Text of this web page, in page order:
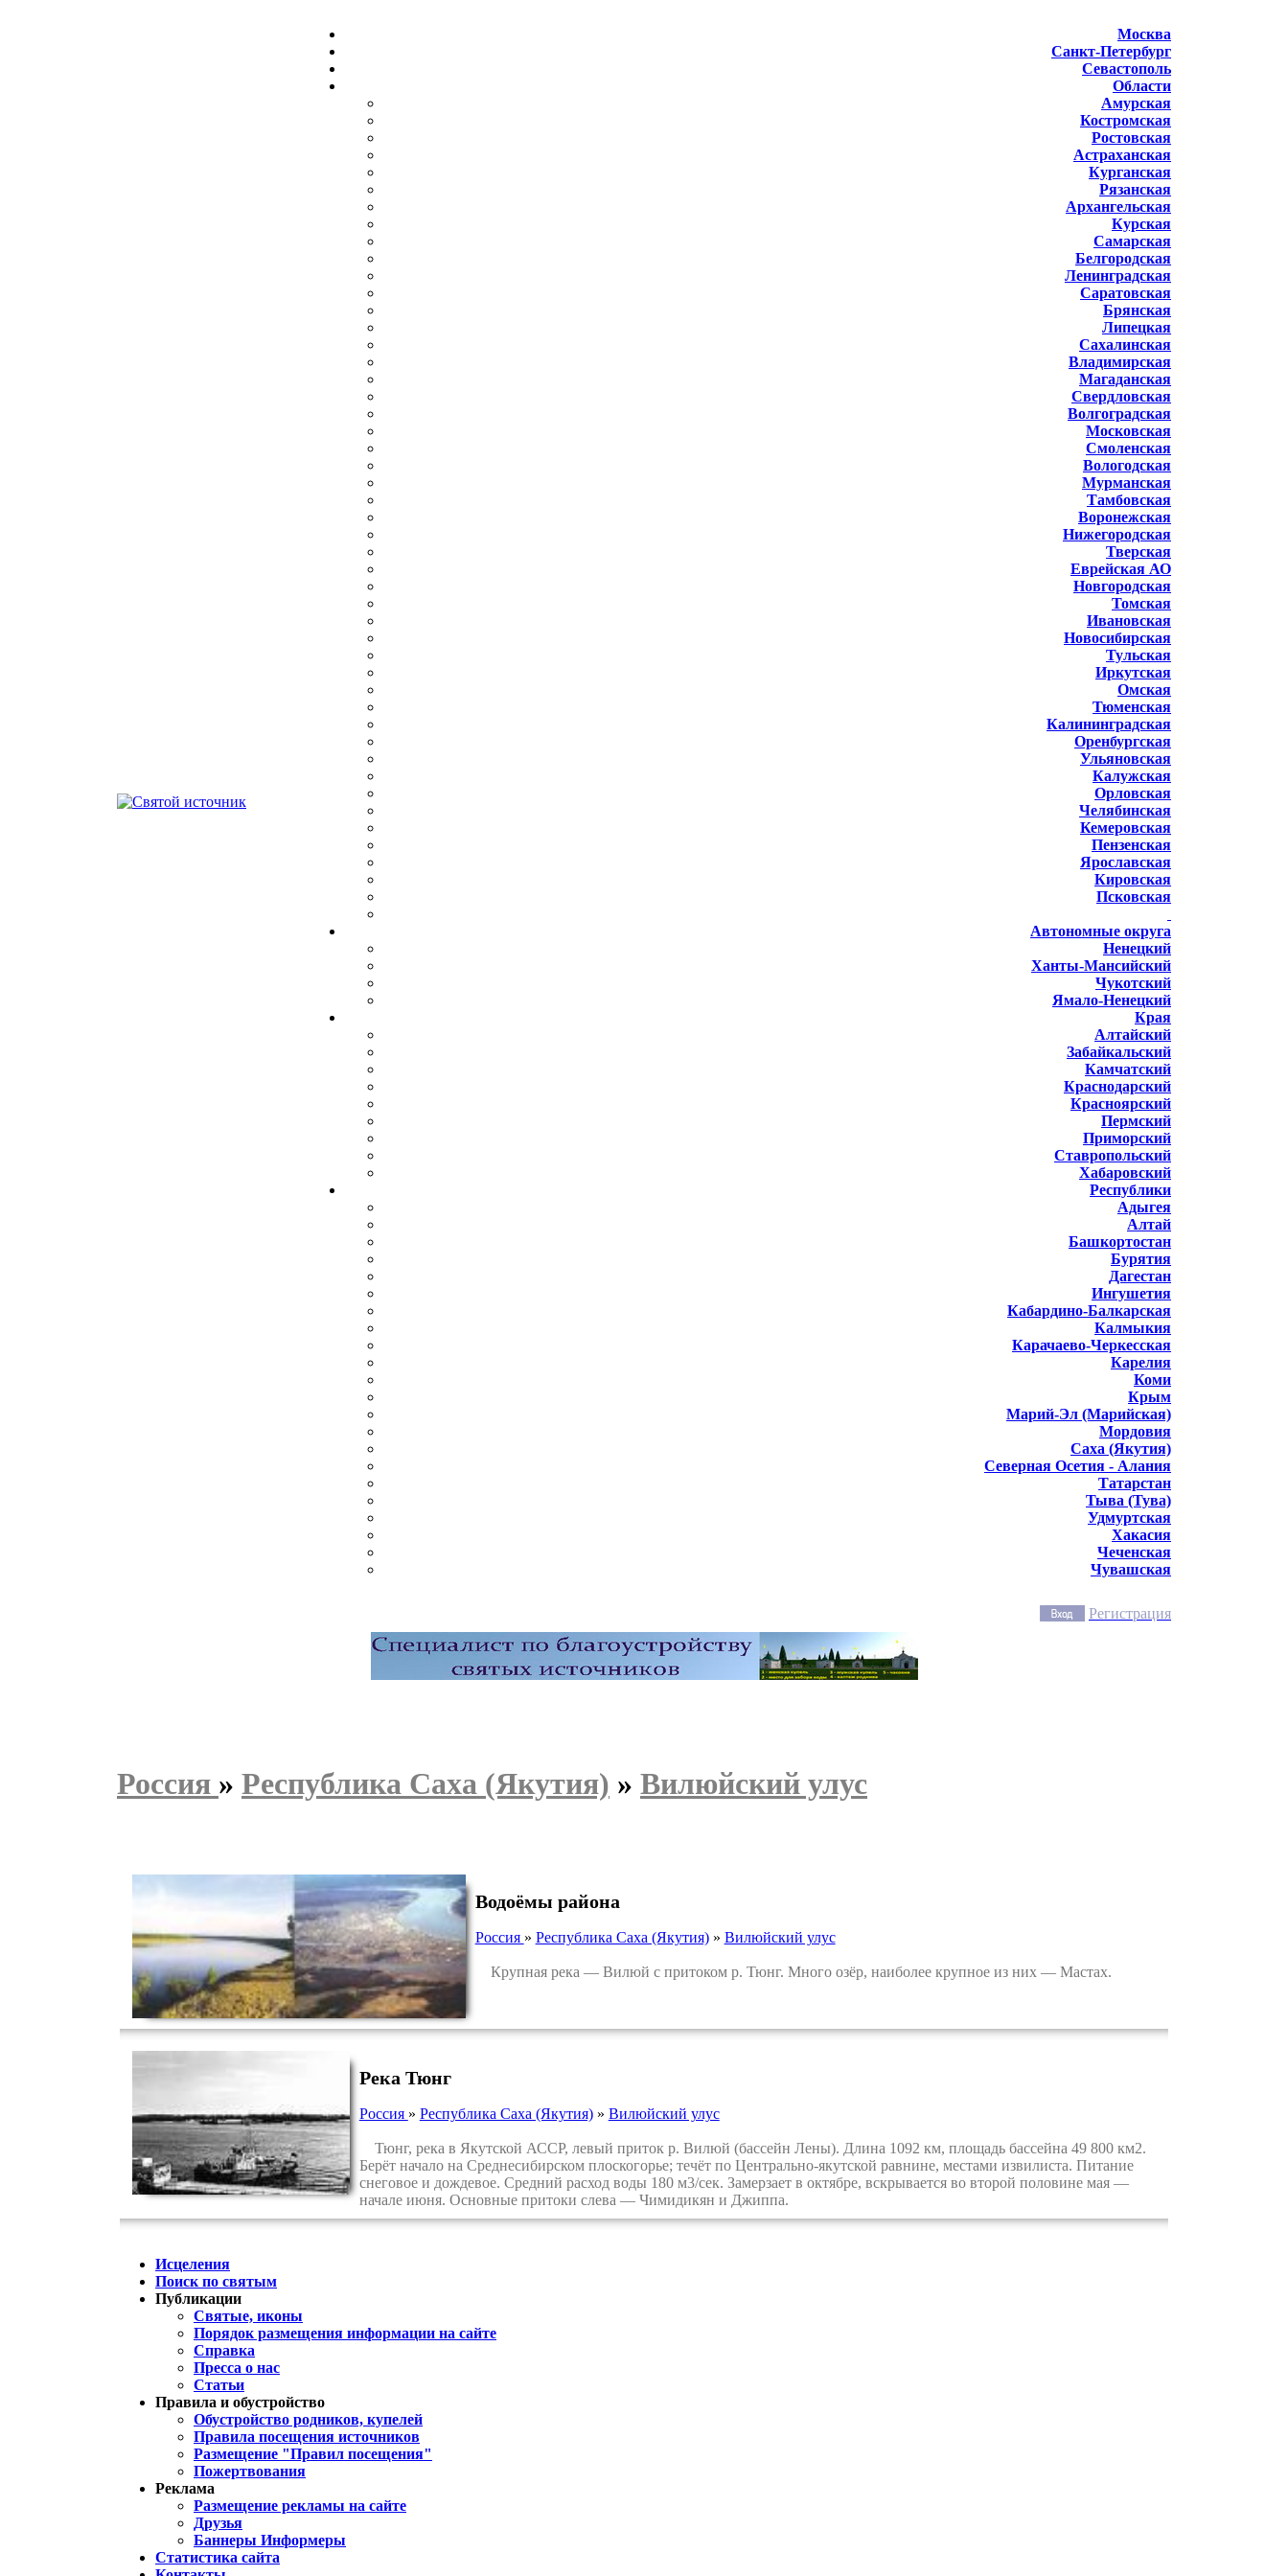
Москва
Санкт-Петербург
Севастополь
Области
Амурская
Костромская
Ростовская
Астраханская
Курганская
Рязанская
Архангельская
Курская
Самарская
Белгородская
Ленинградская
Саратовская
Брянская
Липецкая
Сахалинская
Владимирская
Магаданская
Свердловская
Волгоградская
Московская
Смоленская
Вологодская
Мурманская
Тамбовская
Воронежская
Нижегородская
Тверская
Еврейская АО
Новгородская
Томская
Ивановская
Новосибирская
Тульская
Иркутская
Омская
Тюменская
Калининградская
Оренбургская
Ульяновская
Калужская
Орловская
Челябинская
Кемеровская
Пензенская
Ярославская
Кировская
Псковская
Автономные округа
Ненецкий
Ханты-Мансийский
Чукотский
Ямало-Ненецкий
Края
Алтайский
Забайкальский
Камчатский
Краснодарский
Красноярский
Пермский
Приморский
Ставропольский
Хабаровский
Республики
Адыгея
Алтай
Башкортостан
Бурятия
Дагестан
Ингушетия
Кабардино-Балкарская
Калмыкия
Карачаево-Черкесская
Карелия
Коми
Крым
Марий-Эл (Марийская)
Мордовия
Саха (Якутия)
Северная Осетия - Алания
Татарстан
Тыва (Тува)
Удмуртская
Хакасия
Чеченская
Чувашская
Регистрация
Россия » Республика Саха (Якутия) » Вилюйский улус
Водоёмы района
Россия » Республика Саха (Якутия)» Вилюйский улус
Крупная река — Вилюй с притоком р. Тюнг. Много озёр, наиболее крупное из них — Мастах.
Река Тюнг
Россия » Республика Саха (Якутия)» Вилюйский улус
Тюнг, река в Якутской АССР, левый приток р. Вилюй (бассейн Лены). Длина 1092 км, площадь бассейна 49 800 км2.
Берёт начало на Среднесибирском плоскогорье; течёт по Центрально-якутской равнине, местами извилиста. Питание
снеговое и дождевое. Средний расход воды 180 м3/сек. Замерзает в октябре, вскрывается во второй половине мая —
начале июня. Основные притоки слева — Чимидикян и Джиппа.
Исцеления
Поиск по святым
Публикации
Святые, иконы
Порядок размещения информации на сайте
Справка
Пресса о нас
Статьи
Правила и обустройство
Обустройство родников, купелей
Правила посещения источников
Размещение "Правил посещения"
Пожертвования
Реклама
Размещение рекламы на сайте
Друзья
Баннеры Информеры
Статистика сайта